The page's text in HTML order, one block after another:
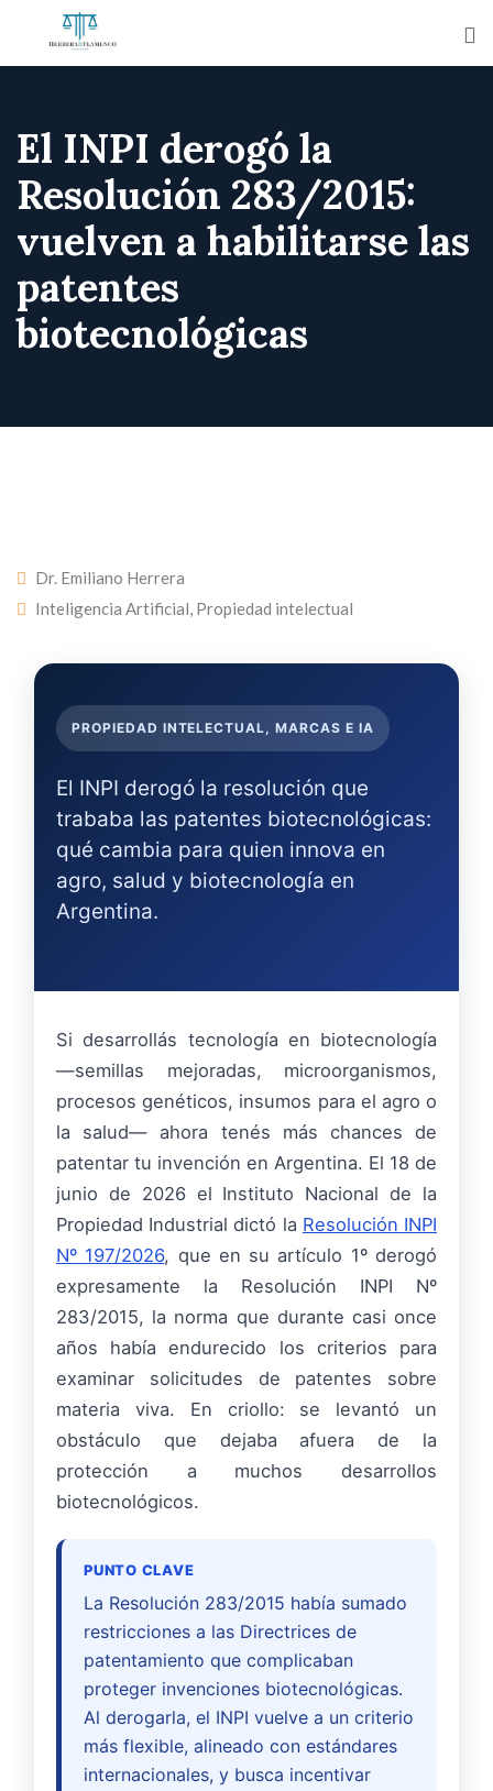
El INPI derogó la
Resolución 283/2015:
vuelven a habilitarse las
patentes
biotecnológicas
Dr. Emiliano Herrera
Inteligencia Artificial, Propiedad intelectual
PROPIEDAD INTELECTUAL, MARCAS E IA
El INPI derogó la resolución que
trababa las patentes biotecnológicas:
qué cambia para quien innova en
agro, salud y biotecnología en
Argentina.
Si desarrollás tecnología en biotecnología
—semillas mejoradas, microorganismos,
procesos genéticos, insumos para el agro o
la salud— ahora tenés más chances de
patentar tu invención en Argentina. El 18 de
junio de 2026 el Instituto Nacional de la
Propiedad Industrial dictó la Resolución INPI
Nº 197/2026, que en su artículo 1º derogó
expresamente la Resolución INPI Nº
283/2015, la norma que durante casi once
años había endurecido los criterios para
examinar solicitudes de patentes sobre
materia viva. En criollo: se levantó un
obstáculo que dejaba afuera de la
protección a muchos desarrollos
biotecnológicos.
PUNTO CLAVE
La Resolución 283/2015 había sumado
restricciones a las Directrices de
patentamiento que complicaban
proteger invenciones biotecnológicas.
Al derogarla, el INPI vuelve a un criterio
más flexible, alineado con estándares
internacionales, y busca incentivar